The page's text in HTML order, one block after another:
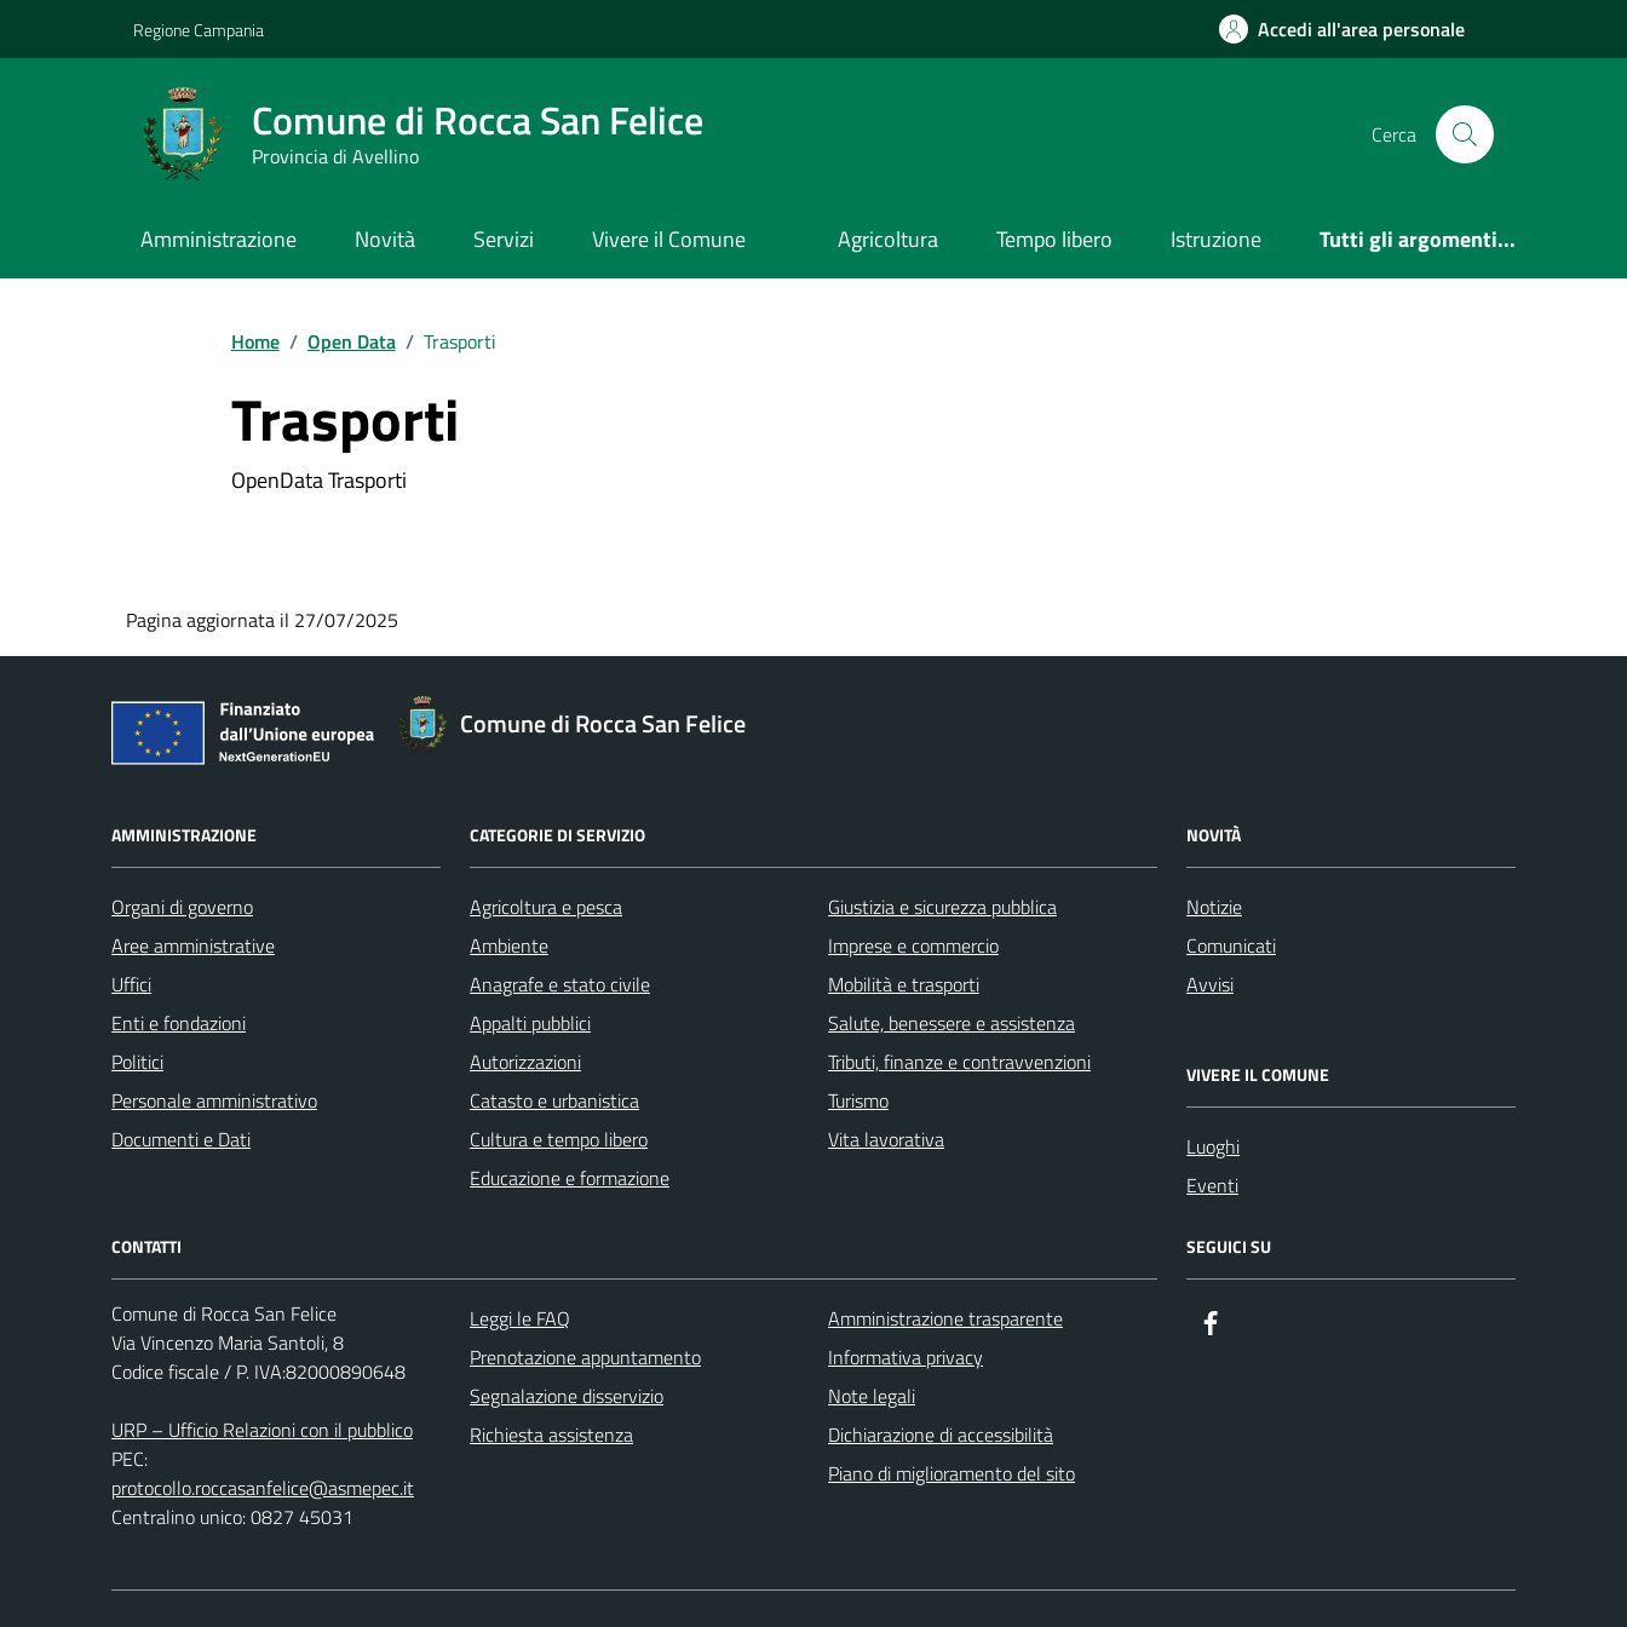
Regione Campania Accedi all'area personale
Comune di Rocca San Felice
Provincia di Avellino
Cerca
Amministrazione Novità Servizi Vivere il Comune Agricoltura Tempo libero Istruzione Tutti gli argomenti...
Home / Open Data / Trasporti
Trasporti
OpenData Trasporti
Pagina aggiornata il 27/07/2025
Comune di Rocca San Felice
AMMINISTRAZIONE
Organi di governo
Aree amministrative
Uffici
Enti e fondazioni
Politici
Personale amministrativo
Documenti e Dati
CATEGORIE DI SERVIZIO
Agricoltura e pesca
Ambiente
Anagrafe e stato civile
Appalti pubblici
Autorizzazioni
Catasto e urbanistica
Cultura e tempo libero
Educazione e formazione
Giustizia e sicurezza pubblica
Imprese e commercio
Mobilità e trasporti
Salute, benessere e assistenza
Tributi, finanze e contravvenzioni
Turismo
Vita lavorativa
NOVITÀ
Notizie
Comunicati
Avvisi
VIVERE IL COMUNE
Luoghi
Eventi
CONTATTI
Comune di Rocca San Felice
Via Vincenzo Maria Santoli, 8
Codice fiscale / P. IVA:82000890648
URP – Ufficio Relazioni con il pubblico
PEC:
protocollo.roccasanfelice@asmepec.it
Centralino unico: 0827 45031
Leggi le FAQ
Prenotazione appuntamento
Segnalazione disservizio
Richiesta assistenza
Amministrazione trasparente
Informativa privacy
Note legali
Dichiarazione di accessibilità
Piano di miglioramento del sito
SEGUICI SU